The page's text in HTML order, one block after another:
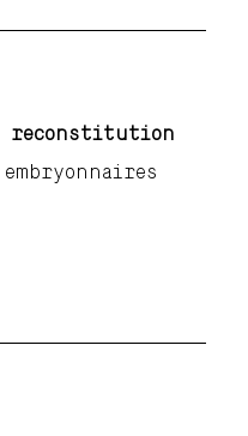
reconstitution